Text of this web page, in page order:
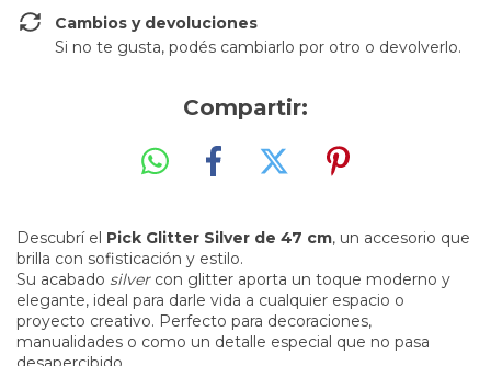
Cambios y devoluciones
Si no te gusta, podés cambiarlo por otro o devolverlo.
Compartir:
Descubrí el Pick Glitter Silver de 47 cm, un accesorio que
brilla con sofisticación y estilo.
Su acabado silvercon glitter aporta un toque moderno y
elegante, ideal para darle vida a cualquier espacio o
proyecto creativo. Perfecto para decoraciones,
manualidades o como un detalle especial que no pasa